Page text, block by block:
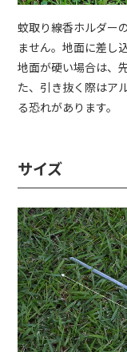
蚊取り線香ホルダー
ません。地面に差し
地面が硬い場合は、
た、引き抜く際はア
る恐れがあります。
サイズ